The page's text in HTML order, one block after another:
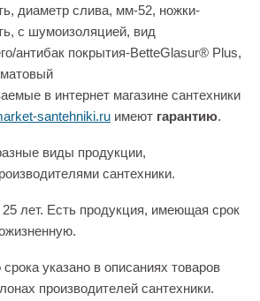
диаметр слива, мм-52, ножки-
с шумоизоляцией, вид
антибак покрытия-BetteGlasur® Plus,
в интернет магазине сантехники
santehniki.ru имеют гарантию.
виды продукции,
сантехники.
лет. Есть продукция, имеющая срок
срока указано в описаниях товаров
производителей сантехники.